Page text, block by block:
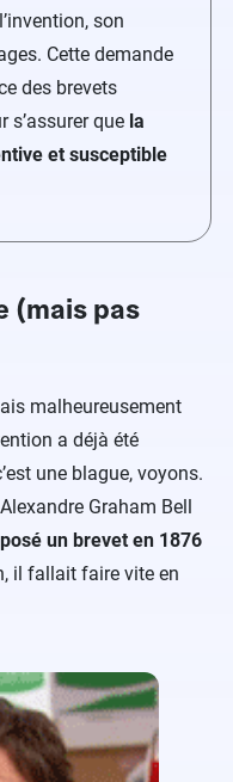
son
Cette demande
des brevets
s’assurer que la
et susceptible
(mais pas
malheureusement
a déjà été
une blague, voyons.
Graham Bell
un brevet en 1876
il fallait faire vite en